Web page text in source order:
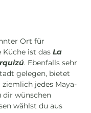
Ort für
ist das La
. Ebenfalls sehr
gelegen, bietet
jedes Maya-
dir wünschen
wählst du aus